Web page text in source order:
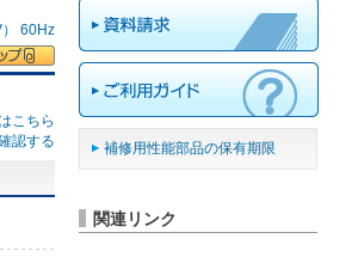
60Hz
こちら
認する
補修用性能部品の保有期限
関連リンク